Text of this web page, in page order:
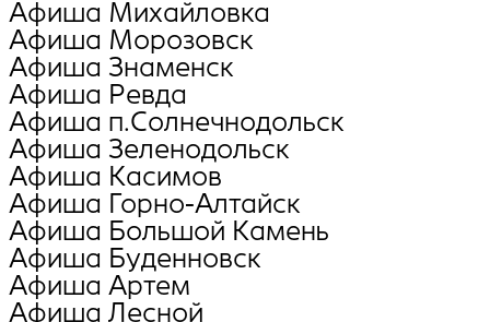
Афиша Михайловка
Афиша Морозовск
Афиша Знаменск
Афиша Ревда
Афиша п.Солнечнодольск
Афиша Зеленодольск
Афиша Касимов
Афиша Горно-Алтайск
Афиша Большой Камень
Афиша Буденновск
Афиша Артем
Афиша Лесной